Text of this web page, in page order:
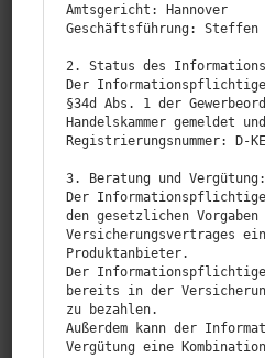
tisch jedes Jahr. Zusätzlich
Amtsgericht: Hannover
Geschäftsführung: Steffen
2. Status des
Der
§34d Abs. 1 der
Handelskammer
Registrierungsnummer:
3. Beratung und Vergütung:
Der
den gesetzlichen
Versicherungsvertrages
Produktanbieter.
Der Informationspflichtige
bereits in der
zu bezahlen.
Außerdem kann der
Vergütung eine